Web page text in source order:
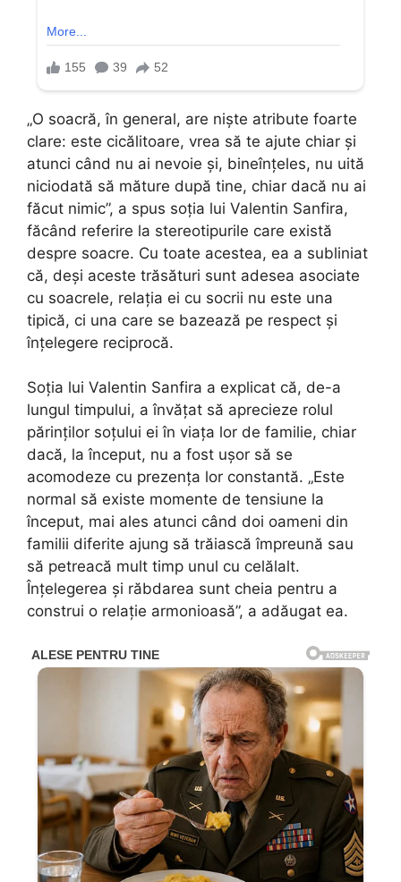
„O soacră, în general, are niște atribute foarte
clare: este cicălitoare, vrea să te ajute chiar și
atunci când nu ai nevoie și, bineînțeles, nu uită
niciodată să măture după tine, chiar dacă nu ai
făcut nimic”, a spus soția lui Valentin Sanfira,
făcând referire la stereotipurile care există
despre soacre. Cu toate acestea, ea a subliniat
că, deși aceste trăsături sunt adesea asociate
cu soacrele, relația ei cu socrii nu este una
tipică, ci una care se bazează pe respect și
înțelegere reciprocă.
Soția lui Valentin Sanfira a explicat că, de-a
lungul timpului, a învățat să aprecieze rolul
părinților soțului ei în viața lor de familie, chiar
dacă, la început, nu a fost ușor să se
acomodeze cu prezența lor constantă. „Este
normal să existe momente de tensiune la
început, mai ales atunci când doi oameni din
familii diferite ajung să trăiască împreună sau
să petreacă mult timp unul cu celălalt.
Înțelegerea și răbdarea sunt cheia pentru a
construi o relație armonioasă”, a adăugat ea.